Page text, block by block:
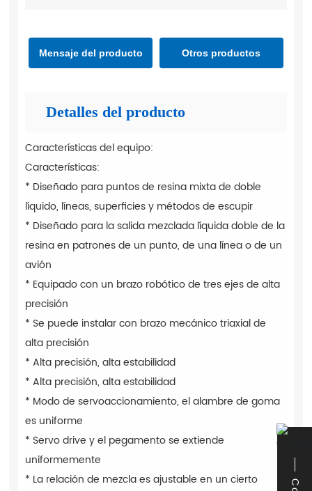
Mensaje del producto Otros productos
Detalles del producto
Características del equipo:
Características:
* Diseñado para puntos de resina mixta de doble
líquido, líneas, superficies y métodos de escupir
* Diseñado para la salida mezclada líquida doble de la
resina en patrones de un punto, de una línea o de un
avión
* Equipado con un brazo robótico de tres ejes de alta
precisión
* Se puede instalar con brazo mecánico triaxial de
alta precisión
* Alta precisión, alta estabilidad
* Alta precisión, alta estabilidad
* Modo de servoaccionamiento, el alambre de goma
es uniforme
* Servo drive y el pegamento se extiende
uniformemente
* La relación de mezcla es ajustable en un cierto